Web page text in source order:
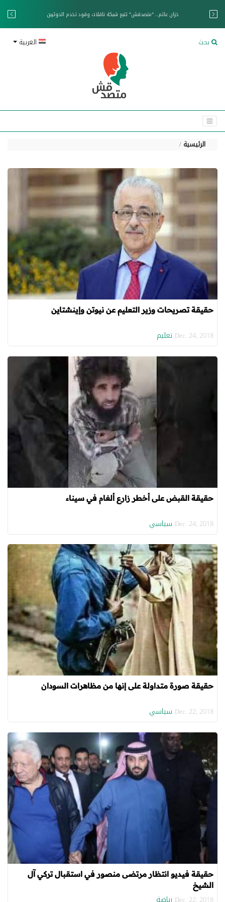
خزان عائم.. "متصدقش" تتبع شبكة ناقلات وقود تخدم الحوثيين
بحث العربية
الرئيسية
حقيقة تصريحات وزير التعليم عن نيوتن وإينشتاين
Dec. 24, 2018 تعليم
حقيقة القبض على أخطر زارع ألغام في سيناء
Dec. 24, 2018 سياسي
حقيقة صورة متداولة على إنها من مظاهرات السودان
Dec. 22, 2018 سياسي
حقيقة فيديو انتظار مرتضى منصور في استقبال تركي آل
الشيخ